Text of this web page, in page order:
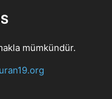
mümkündür.